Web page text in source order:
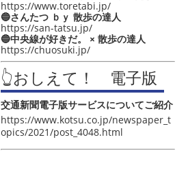
https://www.toretabi.jp/
🔵さんたつ ｂｙ 散歩の達人
https://san-tatsu.jp/
🔵中央線が好きだ。 × 散歩の達人
https://chuosuki.jp/
👆おしえて！ 電子版
交通新聞電子版サービスについてご紹介
https://www.kotsu.co.jp/newspaper_t
opics/2021/post_4048.html